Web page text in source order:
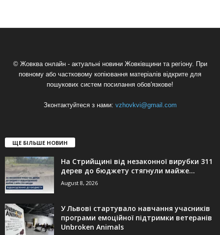
© Жовква онлайн - актуальні новини Жовківщини та регіону. При
повному або частковому копіювання матеріалів відкрите для
пошукових систем посилання обов'язкове!
Зконтактуйтеся з нами: vzhovkvi@gmail.com
ЩЕ БІЛЬШЕ НОВИН
На Стрийщині від незаконної вирубки 311
дерев до бюджету стягнули майже...
August 8, 2026
У Львові стартувало навчання учасників
програми емоційної підтримки ветеранів
Unbroken Animals